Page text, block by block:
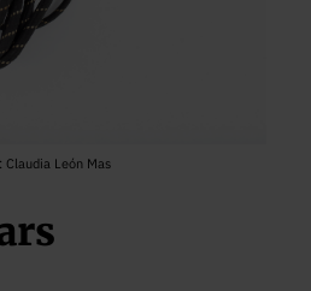
Claudia León Mas